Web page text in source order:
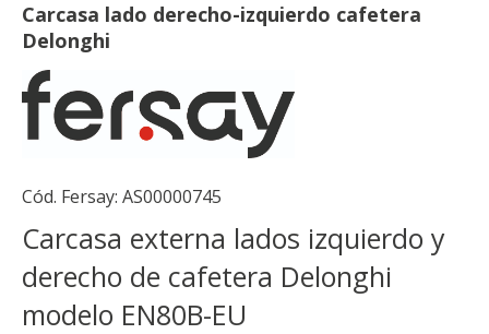
Carcasa lado derecho-izquierdo cafetera
Delonghi
Cód. Fersay: AS00000745
Carcasa externa lados izquierdo y
derecho de cafetera Delonghi
modelo EN80B-EU